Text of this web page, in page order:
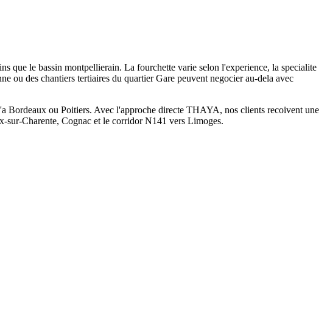
que le bassin montpellierain. La fourchette varie selon l'experience, la specialite
ou des chantiers tertiaires du quartier Gare peuvent negocier au-dela avec
Bordeaux ou Poitiers. Avec l'approche directe THAYA, nos clients recoivent une
sur-Charente, Cognac et le corridor N141 vers Limoges.